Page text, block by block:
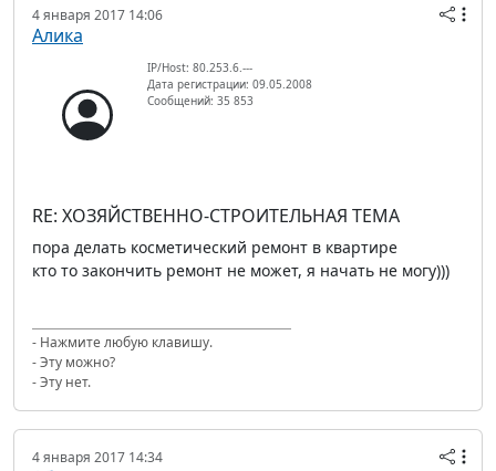
4 января 2017 14:06
Алика
IP/Host: 80.253.6.---
Дата регистрации: 09.05.2008
Сообщений: 35 853
RE: ХОЗЯЙСТВЕННО-СТРОИТЕЛЬНАЯ ТЕМА
пора делать косметический ремонт в квартире
кто то закончить ремонт не может, я начать не могу)))
- Нажмите любую клавишу.
- Эту можно?
- Эту нет.
4 января 2017 14:34